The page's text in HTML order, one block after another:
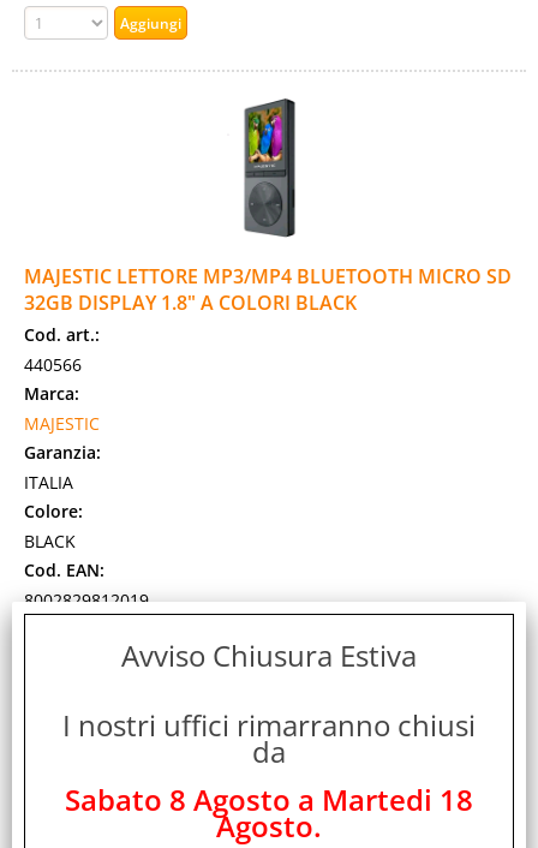
MAJESTIC LETTORE MP3/MP4 BLUETOOTH MICRO SD
32GB DISPLAY 1.8" A COLORI BLACK
Cod. art.:
440566
Marca:
MAJESTIC
Garanzia:
ITALIA
Colore:
BLACK
Cod. EAN:
8002829812019
1.8".Riproduce files video in formato AMV (con possibilità di
conversione da altri formati).Riproduce [...]
Non Disponibile
Prezzo:
Avviso Chiusura Estiva
I nostri uffici rimarranno chiusi
da
Sabato 8 Agosto a Martedi 18
Agosto.